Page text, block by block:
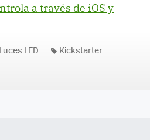
a través de iOS y
Luces LED Kickstarter